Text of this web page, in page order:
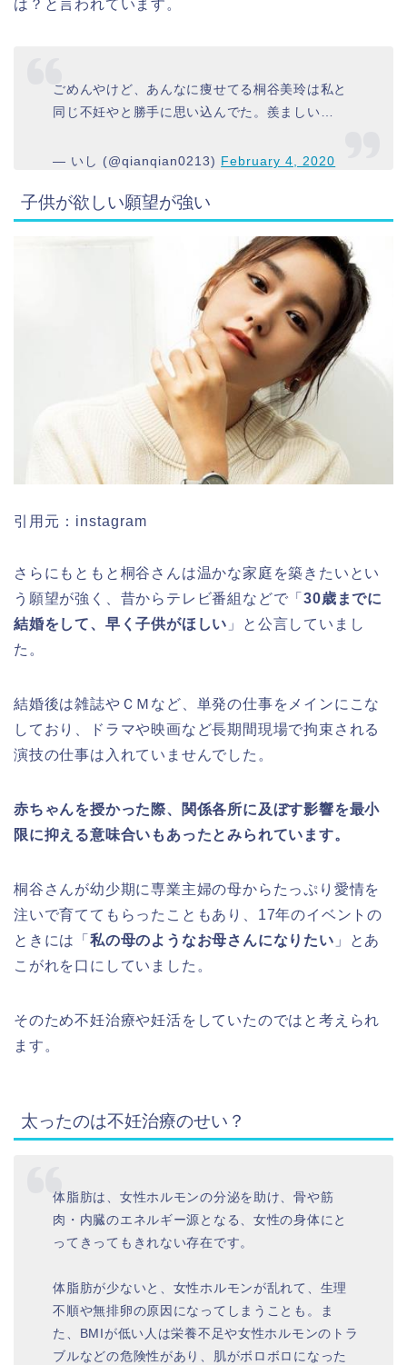
は？と言われています。
ごめんやけど、あんなに痩せてる桐谷美玲は私と
同じ不妊やと勝手に思い込んでた。羨ましい…
— いし (@qianqian0213) February 4, 2020
子供が欲しい願望が強い
引用元：instagram
さらにもともと桐谷さんは温かな家庭を築きたいとい
う願望が強く、昔からテレビ番組などで「30歳までに
結婚をして、早く子供がほしい 」と公言していまし
た。
結婚後は雑誌やＣＭなど、単発の仕事をメインにこな
しており、ドラマや映画など長期間現場で拘束される
演技の仕事は入れていませんでした。
赤ちゃんを授かった際、関係各所に及ぼす影響を最小
限に抑える意味合いもあったとみられています。
桐谷さんが幼少期に専業主婦の母からたっぷり愛情を
注いで育ててもらったこともあり、17年のイベントの
ときには「 私の母のようなお母さんになりたい 」とあ
こがれを口にしていました。
そのため不妊治療や妊活をしていたのではと考えられ
ます。
太ったのは不妊治療のせい？
体脂肪は、女性ホルモンの分泌を助け、骨や筋
肉・内臓のエネルギー源となる、女性の身体にと
ってきってもきれない存在です。
体脂肪が少ないと、女性ホルモンが乱れて、生理
不順や無排卵の原因になってしまうことも。ま
た、BMIが低い人は栄養不足や女性ホルモンのトラ
ブルなどの危険性があり、肌がボロボロになった